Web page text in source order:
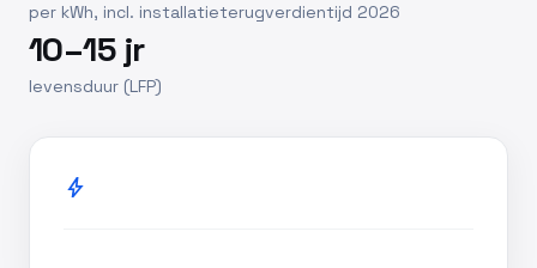
per kWh, incl. installatieterugverdientijd 2026
10–15 jr
levensduur (LFP)
bolt